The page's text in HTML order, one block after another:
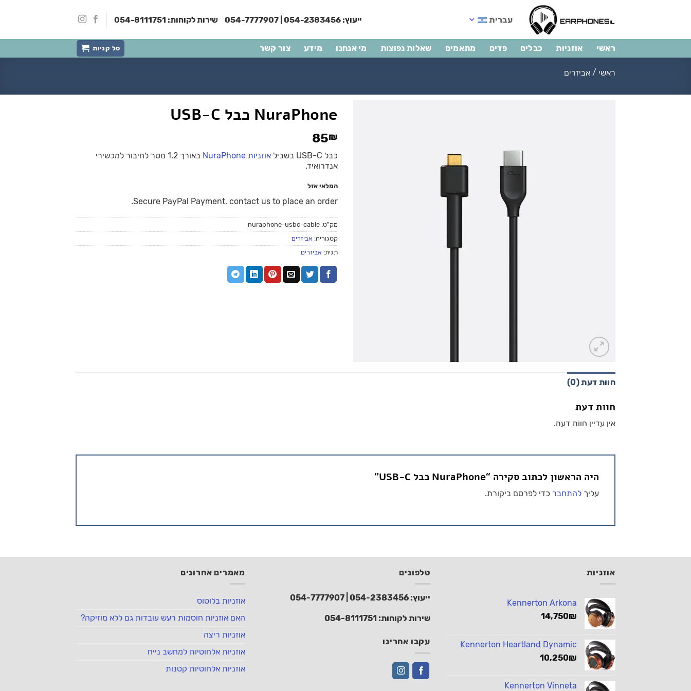
עברית ייעוץ:054-2383456
|
054-7777907 שירות לקוחות: 054-8111751
ראשי אוזניות כבלים פדים מתאמים שאלות נפוצות מי אנחנו מידע צור קשר סל קניות
ראשי / אביזרים
NuraPhone כבל USB-C
85₪
כבל USB-C בשביל אוזניות NuraPhone
באורך 1.2 מטר לחיבור למכשירי
אנדרואיד.
המלאי אזל
Secure PayPal Payment, contact us to place an order.
מק"ט: nuraphone-usbc-cable
קטגוריה: אביזרים
תגית: אביזרים
חוות דעת (0)
חוות דעת
אין עדיין חוות דעת.
היה הראשון לכתוב סקירה “NuraPhone כבל USB-C”
עליך להתחבר כדי לפרסם ביקורת.
אוזניות
Kennerton Arkona
14,750₪
Kennerton Heartland Dynamic
10,250₪
Kennerton Vinneta
טלפונים
ייעוץ: 054-2383456
054-7777907
שירות לקוחות: 054-8111751
עקבו אחרינו
מאמרים אחרונים
אוזניות בלוטוס
האם אוזניות חוסמות רעש עובדות גם ללא מוזיקה?
אוזניות ריצה
אוזניות אלחוטיות למחשב נייח
אוזניות אלחוטיות קטנות